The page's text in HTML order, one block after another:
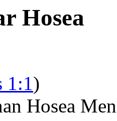
Hosea
1:1)
Hosea